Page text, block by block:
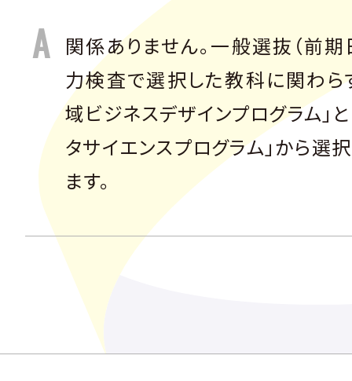
関係ありません。一般選抜（前
力検査で選択した教科に関わら
域ビジネスデザインプログラム」
タサイエンスプログラム」から選
ます。